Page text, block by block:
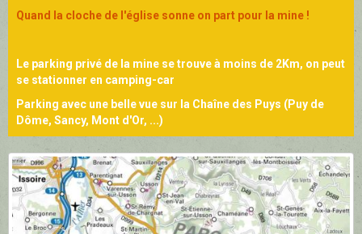
Quand la cloche de l'église sonne on part pour la mine !
Le parking privé de la mine se trouve à moins de 2Km, on peut
se stationner en camping-car
Parking avec une belle vue sur la Chaîne des Puys (Puy de
Dôme, Sancy, Mont d'Or, ...)